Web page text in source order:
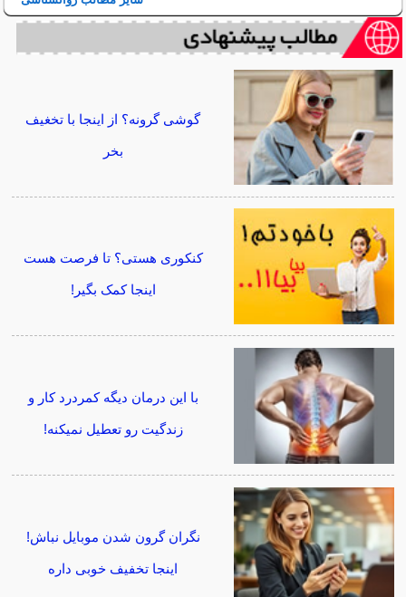
گوشی گرونه؟ از اینجا با تخغیف
بخر
کنکوری هستی؟ تا فرصت هست
اینجا کمک بگیر!
با این درمان دیگه کمردرد کار و
زندگیت رو تعطیل نمیکنه!
نگران گرون شدن موبایل نباش!
اینجا تخفیف خوبی داره